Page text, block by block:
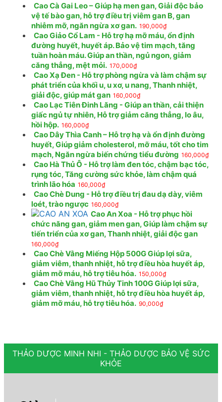
Cao Cà Gai Leo – Giúp hạ men gan, Giải độc bảo
vệ tế bào gan, hỗ trợ điều trị viêm gan B, gan
nhiễm mỡ, ngăn ngừa xơ gan. 190,000₫
Cao Giảo Cổ Lam - Hỗ trợ hạ mỡ máu, ổn định
đường huyết, huyết áp. Bảo vệ tim mạch, tăng
tuần hoàn máu. Giúp an thần, ngủ ngon, giảm
căng thẳng, mệt mỏi. 170,000₫
Cao Xạ Đen - Hỗ trợ phòng ngừa và làm chậm sự
phát triển của khối u, u xơ, u nang, Thanh nhiệt,
giải độc, giúp mát gan 160,000₫
Cao Lạc Tiên Đinh Lăng - Giúp an thần, cải thiện
giấc ngủ tự nhiên, Hỗ trợ giảm căng thẳng, lo âu,
hồi hộp. 160,000₫
Cao Dây Thìa Canh – Hỗ trợ hạ và ổn định đường
huyết, Giúp giảm cholesterol, mỡ máu, tốt cho tim
mạch, Ngăn ngừa biến chứng tiểu đường 160,000₫
Cao Hà Thủ Ô - Hỗ trợ làm đen tóc, chậm bạc tóc,
rụng tóc, Tăng cường sức khỏe, làm chậm quá
trình lão hóa 160,000₫
Cao Chè Dung - Hỗ trợ điều trị đau dạ dày, viêm
loét, trào ngược 160,000₫
Cao An Xoa - Hỗ trợ phục hồi
chức năng gan, giảm men gan, Giúp làm chậm sự
tiến triển của xơ gan, Thanh nhiệt, giải độc gan
160,000₫
Cao Chè Vằng Miếng Hộp 500G Giúp lợi sữa,
giảm viêm, thanh nhiệt, hỗ trợ điều hòa huyết áp,
giảm mỡ máu, hỗ trợ tiêu hóa. 150,000₫
Cao Chè Vằng Hũ Thủy Tinh 100G Giúp lợi sữa,
giảm viêm, thanh nhiệt, hỗ trợ điều hòa huyết áp,
giảm mỡ máu, hỗ trợ tiêu hóa. 90,000₫
THẢO DƯỢC MINH NHI - THẢO DƯỢC BẢO VỆ SỨC
KHỎE